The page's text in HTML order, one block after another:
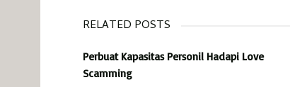
RELATED POSTS
Perbuat Kapasitas Personil Hadapi Love
Scamming